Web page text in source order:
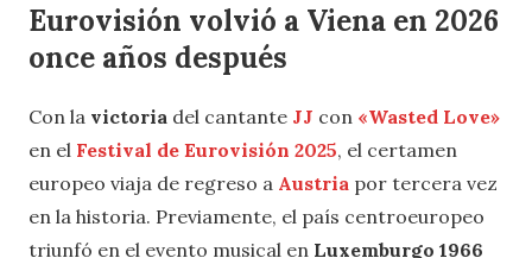
Eurovisión volvió a Viena en 2026
once años después
Con la victoria del cantante JJ con «Wasted Love»
en el Festival de Eurovisión 2025, el certamen
europeo viaja de regreso a Austria por tercera vez
en la historia. Previamente, el país centroeuropeo
triunfó en el evento musical en Luxemburgo 1966